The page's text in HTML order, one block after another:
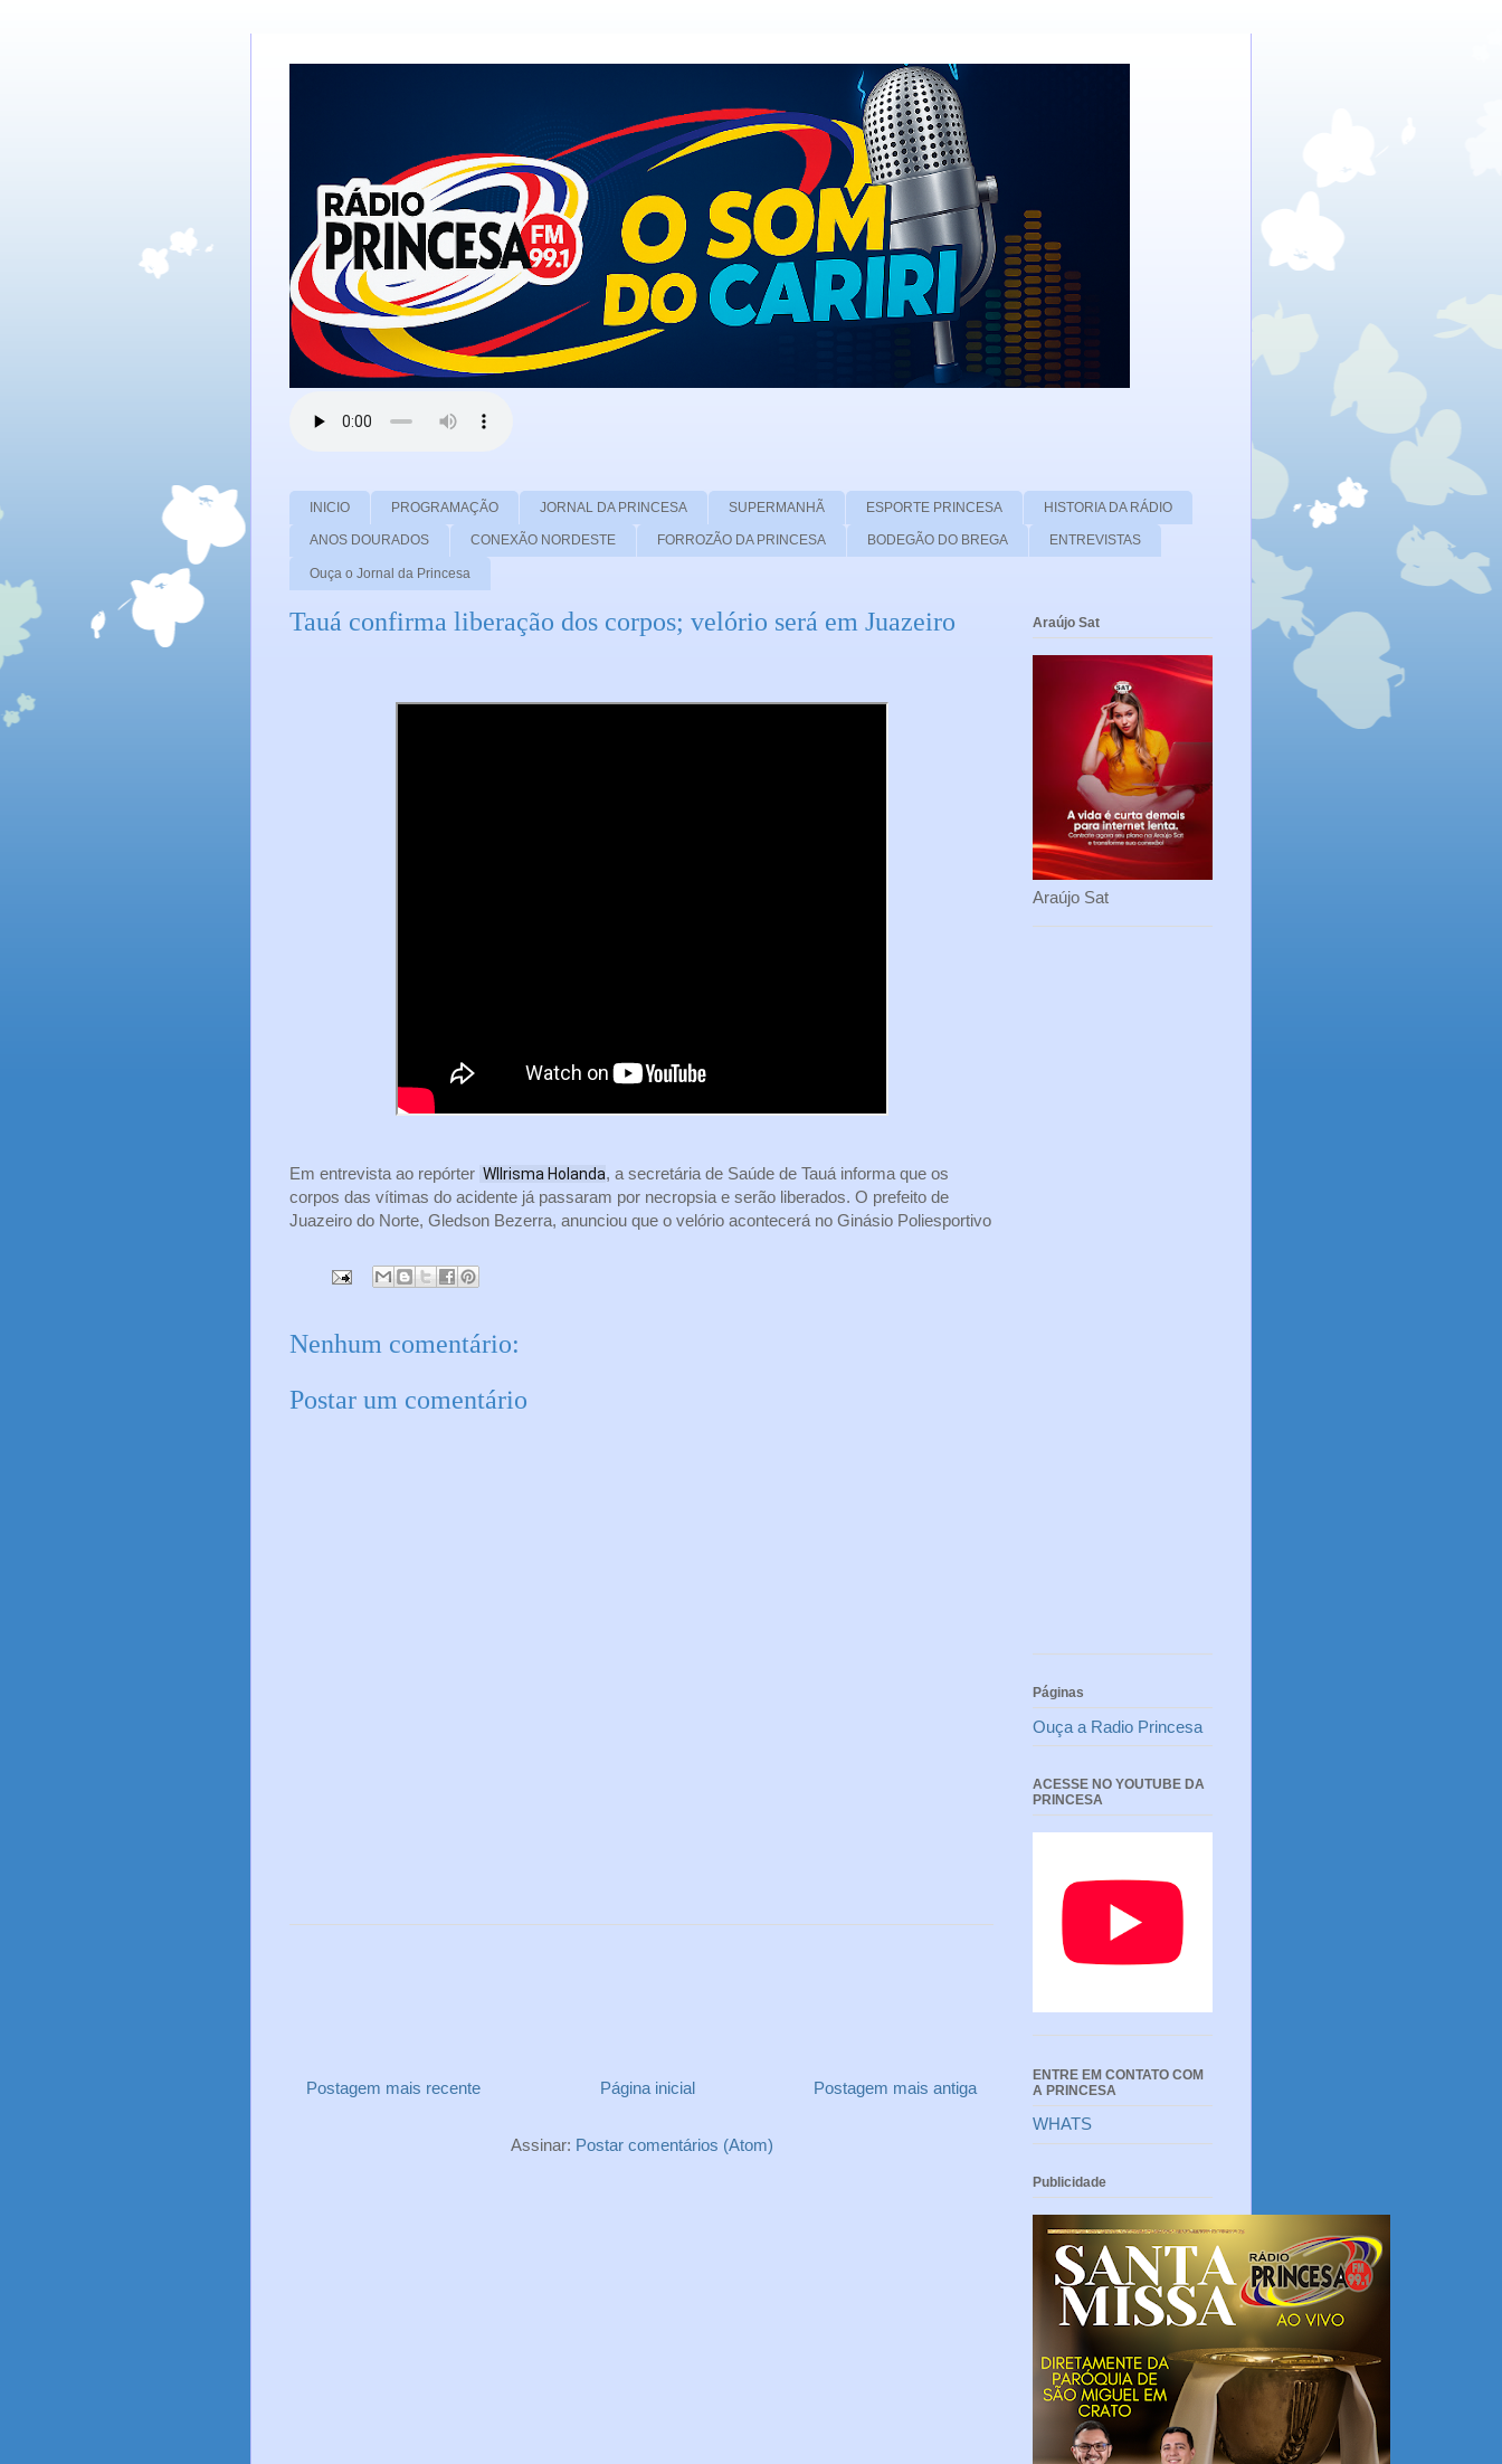
INICIO PROGRAMAÇÃO JORNAL DA PRINCESA SUPERMANHÃ ESPORTE PRINCESA HISTORIA DA RÁDIO
ANOS DOURADOS CONEXÃO NORDESTE FORROZÃO DA PRINCESA BODEGÃO DO BREGA ENTREVISTAS
Ouça o Jornal da Princesa
Tauá confirma liberação dos corpos; velório será em Juazeiro
Em entrevista ao repórter WIlrisma Holanda, a secretária de Saúde de Tauá informa que os
corpos das vítimas do acidente já passaram por necropsia e serão liberados. O prefeito de
Juazeiro do Norte, Gledson Bezerra, anunciou que o velório acontecerá no Ginásio Poliesportivo
Nenhum comentário:
Postar um comentário
Postagem mais recente Postagem mais antiga
Página inicial
Assinar: Postar comentários (Atom)
Araújo Sat
Araújo Sat
Páginas
Ouça a Radio Princesa
ACESSE NO YOUTUBE DA
PRINCESA
ENTRE EM CONTATO COM
A PRINCESA
WHATS
Publicidade